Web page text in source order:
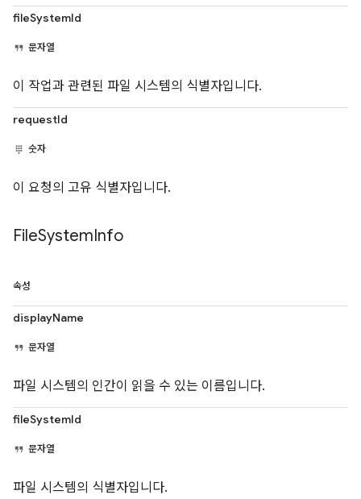
fileSystemId
문자열
이 작업과 관련된 파일 시스템의 식별자입니다.
requestId
숫자
이 요청의 고유 식별자입니다.
FileSystemInfo
속성
displayName
문자열
파일 시스템의 인간이 읽을 수 있는 이름입니다.
fileSystemId
문자열
파일 시스템의 식별자입니다.